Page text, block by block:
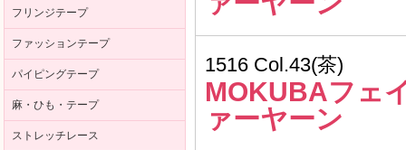
フリンジテープ
ファッションテープ
パイピングテープ
麻・ひも・テープ
ストレッチレース
1516 Col.43(茶)
MOKUBAフェ
ァーヤーン